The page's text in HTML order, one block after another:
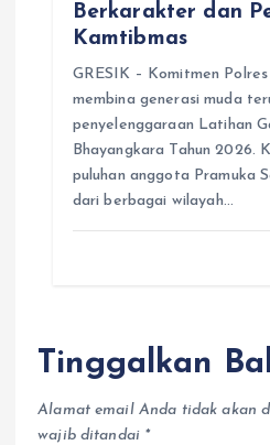
Berkarakter dan
Kamtibmas
GRESIK – Komitmen
membina generasi muda
penyelenggaraan Latihan
Bhayangkara Tahun 2026.
puluhan anggota Pramuka
dari berbagai wilayah…
Tinggalkan
Alamat email Anda tidak akan
wajib ditandai *